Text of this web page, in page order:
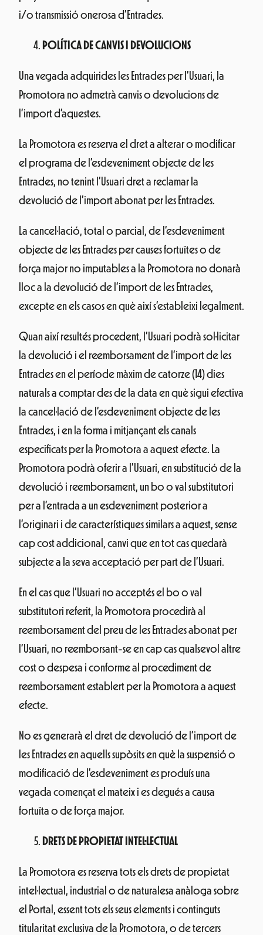
i/o transmissió onerosa d’Entrades.
POLÍTICA DE CANVIS I DEVOLUCIONS
Una vegada adquirides les Entrades per l’Usuari, la
Promotora no admetrà canvis o devolucions de
l’import d’aquestes.
La Promotora es reserva el dret a alterar o modificar
el programa de l’esdeveniment objecte de les
Entrades, no tenint l’Usuari dret a reclamar la
devolució de l’import abonat per les Entrades.
La cancel·lació, total o parcial, de l’esdeveniment
objecte de les Entrades per causes fortuïtes o de
força major no imputables a la Promotora no donarà
lloc a la devolució de l’import de les Entrades,
excepte en els casos en què així s’estableixi legalment.
Quan així resultés procedent, l’Usuari podrà sol·licitar
la devolució i el reemborsament de l’import de les
Entrades en el període màxim de catorze (14) dies
naturals a comptar des de la data en què sigui efectiva
la cancel·lació de l’esdeveniment objecte de les
Entrades, i en la forma i mitjançant els canals
especificats per la Promotora a aquest efecte. La
Promotora podrà oferir a l’Usuari, en substitució de la
devolució i reemborsament, un bo o val substitutori
per a l’entrada a un esdeveniment posterior a
l’originari i de característiques similars a aquest, sense
cap cost addicional, canvi que en tot cas quedarà
subjecte a la seva acceptació per part de l’Usuari.
En el cas que l’Usuari no acceptés el bo o val
substitutori referit, la Promotora procedirà al
reemborsament del preu de les Entrades abonat per
l’Usuari, no reemborsant-se en cap cas qualsevol altre
cost o despesa i conforme al procediment de
reemborsament establert per la Promotora a aquest
efecte.
No es generarà el dret de devolució de l’import de
les Entrades en aquells supòsits en què la suspensió o
modificació de l’esdeveniment es produís una
vegada començat el mateix i es degués a causa
fortuïta o de força major.
DRETS DE PROPIETAT INTEL·LECTUAL
La Promotora es reserva tots els drets de propietat
intel·lectual, industrial o de naturalesa anàloga sobre
el Portal, essent tots els seus elements i continguts
titularitat exclusiva de la Promotora, o de tercers